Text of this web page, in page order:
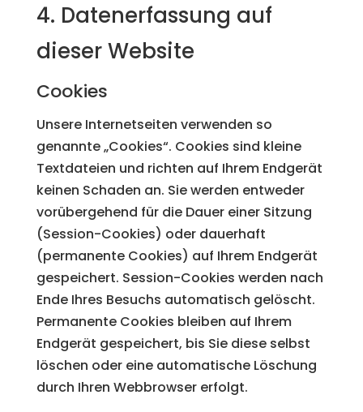
4. Datenerfassung auf
dieser Website
Cookies
Unsere Internetseiten verwenden so
genannte „Cookies“. Cookies sind kleine
Textdateien und richten auf Ihrem Endgerät
keinen Schaden an. Sie werden entweder
vorübergehend für die Dauer einer Sitzung
(Session-Cookies) oder dauerhaft
(permanente Cookies) auf Ihrem Endgerät
gespeichert. Session-Cookies werden nach
Ende Ihres Besuchs automatisch gelöscht.
Permanente Cookies bleiben auf Ihrem
Endgerät gespeichert, bis Sie diese selbst
löschen oder eine automatische Löschung
durch Ihren Webbrowser erfolgt.